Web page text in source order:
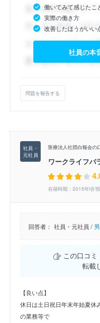
働いてみて感じたこ
実際の働き方
改善したほうがいい
社員の本
問題を報告する
医療法人社団白報会の
ワークライフバ
在籍時期：2015年頃/
回答者： 社員・元社員 /
この口コミ
転載
【良い点】
休日は土日祝日年末年始夏休
の業務等で